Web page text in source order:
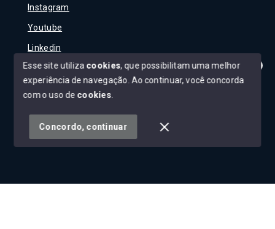
Olá! Tudo bem?
Instagram
Youtube
Linkedin
© Copyright 2026 - Carla Rojane - Todos os direitos
SITE PARA IMOBILIARIA
Esse site utiliza cookies, que possibilitam uma melhor
experiência de navegação. Ao continuar, você concorda
com o uso de cookies
Concordo, continuar